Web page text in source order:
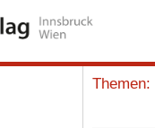
Themen: